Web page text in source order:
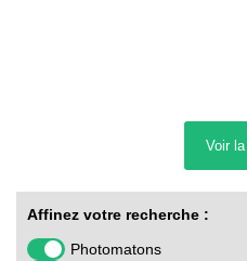
Voir la
Affinez votre recherche :
Photomatons